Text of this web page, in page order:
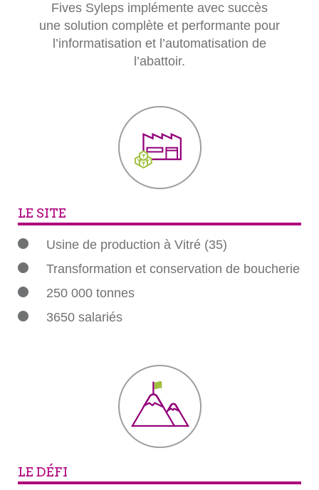
Fives Syleps implémente avec succès
une solution complète et performante pour
l’informatisation et l’automatisation de
l’abattoir.
LE SITE
Usine de production à Vitré (35)
Transformation et conservation de boucherie
250 000 tonnes
3650 salariés
LE DÉFI